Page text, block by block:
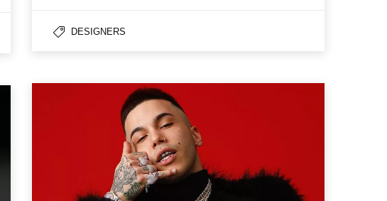
DESIGNERS